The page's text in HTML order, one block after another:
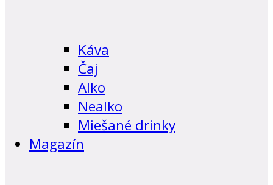
Káva
Čaj
Alko
Nealko
Miešané drinky
Magazín